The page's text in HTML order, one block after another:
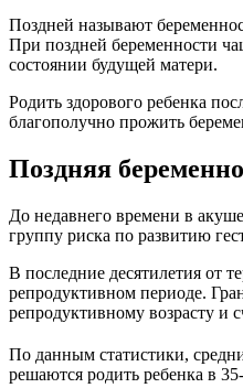
Поздней называют
При поздней беременности
состоянии будущей матери.
Родить здорового ребенка
благополучно прожить
Поздняя
До недавнего времени в
группу риска по развитию
В последние десятилетия от
репродуктивном периоде.
репродуктивному возрасту и
По данным статистики,
решаются родить ребенка в